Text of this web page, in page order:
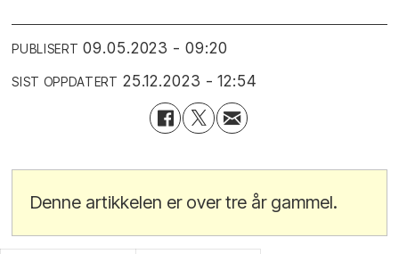
PUBLISERT 09.05.2023 - 09:20
SIST OPPDATERT 25.12.2023 - 12:54
Denne artikkelen er over tre år gammel.